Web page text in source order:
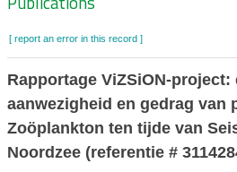
[ report an error in this record ]
Rapportage
aanwezigheid en gedrag van
Zoöplankton ten tijde van
Noordzee (referentie #